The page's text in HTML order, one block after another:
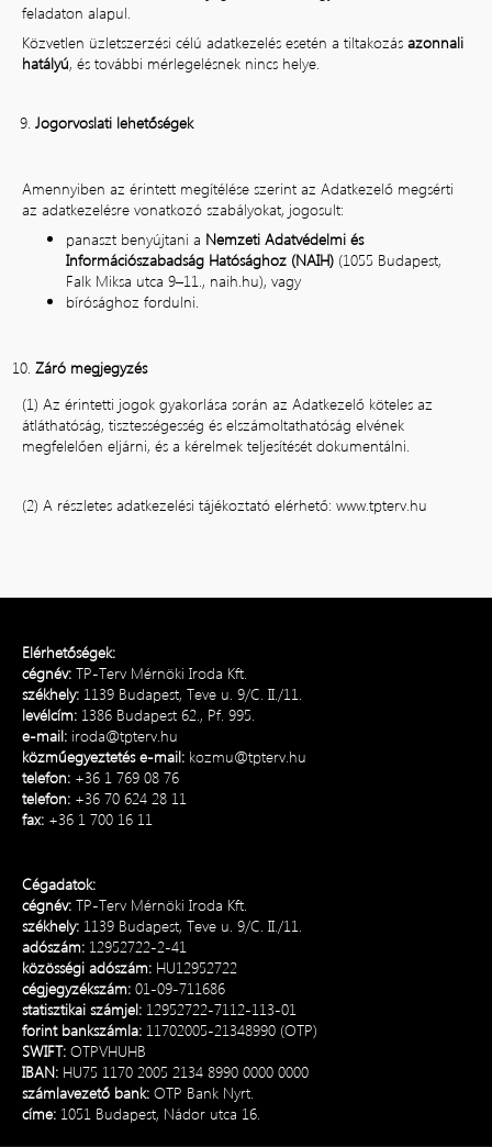
feladaton alapul.
Közvetlen üzletszerzési célú adatkezelés esetén a tiltakozás azonnali
hatályú, és további mérlegelésnek nincs helye.
Jogorvoslati lehetőségek
Amennyiben az érintett megítélése szerint az Adatkezelő megsérti
az adatkezelésre vonatkozó szabályokat, jogosult:
panaszt benyújtani a Nemzeti Adatvédelmi és
Információszabadság Hatósághoz (NAIH) (1055 Budapest,
Falk Miksa utca 9–11., naih.hu), vagy
bírósághoz fordulni.
Záró megjegyzés
(1) Az érintetti jogok gyakorlása során az Adatkezelő köteles az
átláthatóság, tisztességesség és elszámoltathatóság elvének
megfelelően eljárni, és a kérelmek teljesítését dokumentálni.
(2) A részletes adatkezelési tájékoztató elérhető: www.tpterv.hu
Elérhetőségek:
cégnév: TP-Terv Mérnöki Iroda Kft.
székhely: 1139 Budapest, Teve u. 9/C. II./11.
levélcím: 1386 Budapest 62., Pf. 995.
e-mail: iroda@tpterv.hu
közműegyeztetés e-mail: kozmu@tpterv.hu
telefon: +36 1 769 08 76
telefon: +36 70 624 28 11
fax: +36 1 700 16 11
Cégadatok:
cégnév: TP-Terv Mérnöki Iroda Kft.
székhely: 1139 Budapest, Teve u. 9/C. II./11.
adószám: 12952722-2-41
közösségi adószám: HU12952722
cégjegyzékszám: 01-09-711686
statisztikai számjel: 12952722-7112-113-01
forint bankszámla: 11702005-21348990 (OTP)
SWIFT: OTPVHUHB
IBAN: HU75 1170 2005 2134 8990 0000 0000
számlavezető bank: OTP Bank Nyrt.
címe: 1051 Budapest, Nádor utca 16.